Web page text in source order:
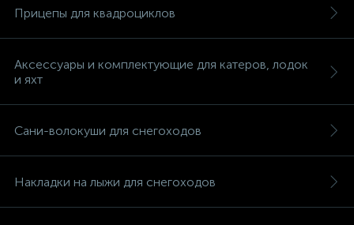
Прицепы для квадроциклов
Аксессуары и комплектующие для катеров, лодок
и яхт
Сани-волокуши для снегоходов
Накладки на лыжи для снегоходов